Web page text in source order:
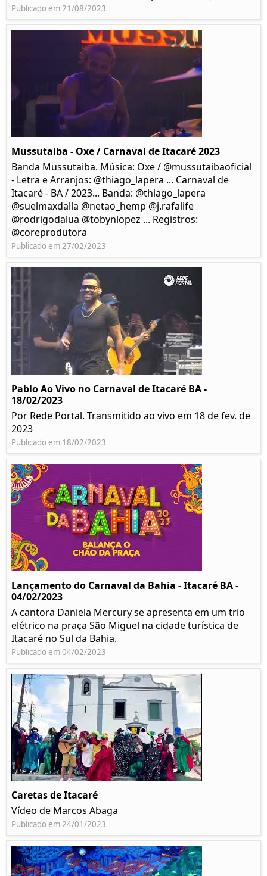
Publicado em 21/08/2023
Mussutaiba - Oxe / Carnaval de Itacaré 2023
Banda Mussutaiba. Música: Oxe / @mussutaibaoficial
- Letra e Arranjos: @thiago_lapera ... Carnaval de
Itacaré - BA / 2023... Banda: @thiago_lapera
@suelmaxdalla @netao_hemp @j.rafalife
@rodrigodalua @tobynlopez ... Registros:
@coreprodutora
Publicado em 27/02/2023
Pablo Ao Vivo no Carnaval de Itacaré BA -
18/02/2023
Por Rede Portal. Transmitido ao vivo em 18 de fev. de
2023
Publicado em 18/02/2023
Lançamento do Carnaval da Bahia - Itacaré BA -
04/02/2023
A cantora Daniela Mercury se apresenta em um trio
elétrico na praça São Miguel na cidade turística de
Itacaré no Sul da Bahia.
Publicado em 04/02/2023
Caretas de Itacaré
Vídeo de Marcos Abaga
Publicado em 24/01/2023